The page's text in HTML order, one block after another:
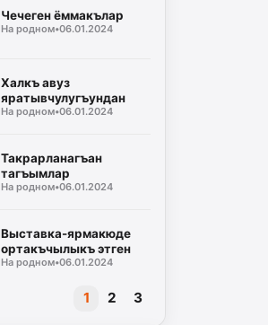
Чечеген ёммакълар
На родном•06.01.2024
Халкъ авуз
яратывчулугъундан
На родном•06.01.2024
Такрарланагъан
тагъымлар
На родном•06.01.2024
Выставка-ярмакюде
ортакъчылыкъ этген
На родном•06.01.2024
1 2 3